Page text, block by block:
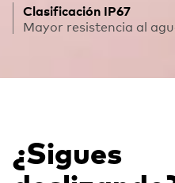
Clasificación IP67
Mayor resistencia al
¿Sigues